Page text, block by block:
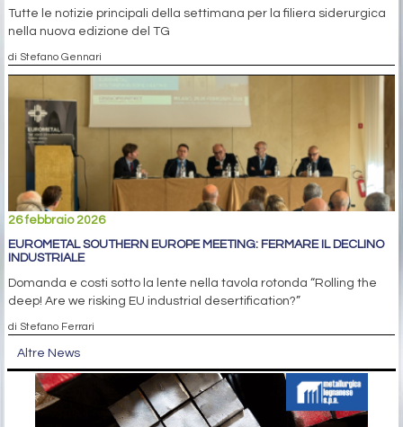
Tutte le notizie principali della settimana per la filiera siderurgica
nella nuova edizione del TG
di Stefano Gennari
26 febbraio 2026
EUROMETAL SOUTHERN EUROPE MEETING: FERMARE IL DECLINO
INDUSTRIALE
Domanda e costi sotto la lente nella tavola rotonda “Rolling the
deep! Are we risking EU industrial desertification?”
di Stefano Ferrari
Altre News